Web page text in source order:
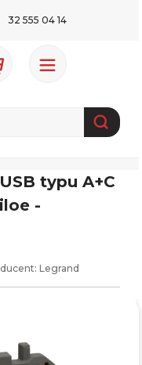
32 555 04 14
typu A+C
-
Legrand